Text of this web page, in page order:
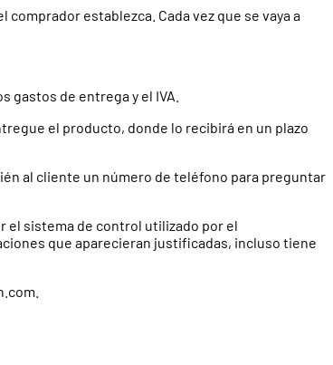
establezca. Cada vez que se vaya a
de entrega y el IVA.
el producto, donde lo recibirá en un plazo
al cliente un número de teléfono para preguntar
el sistema de control utilizado por el
que aparecieran justificadas, incluso tiene